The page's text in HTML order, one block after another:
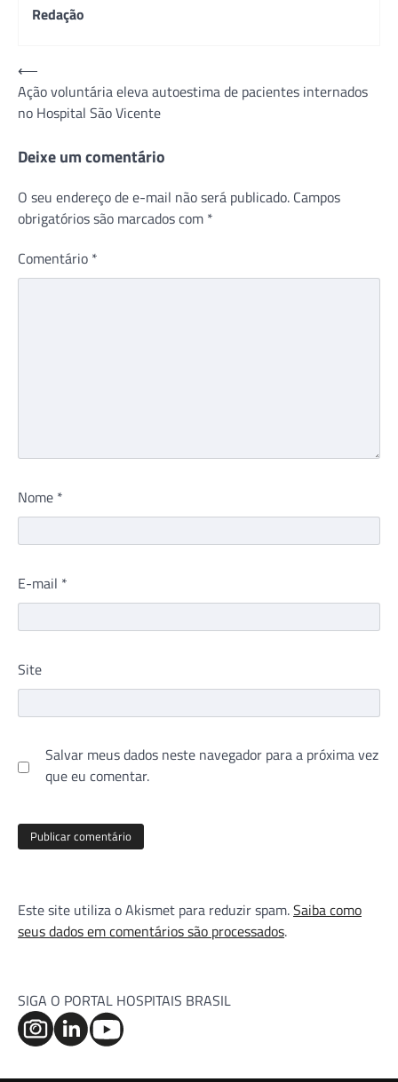
Redação
Navegação
de
Post
⟵
Ação voluntária eleva autoestima de pacientes internados
no Hospital São Vicente
Deixe um comentário
O seu endereço de e-mail não será publicado. Campos
obrigatórios são marcados com *
Comentário *
Nome *
E-mail *
Site
Salvar meus dados neste navegador para a próxima vez
que eu comentar.
Este site utiliza o Akismet para reduzir spam.Saiba como
seus dados em comentários são processados.
SIGA O PORTAL HOSPITAIS BRASIL